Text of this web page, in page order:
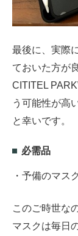
最後に、実際
ておいた方が
CITITEL
う可能性が高
と幸いです。
必需品
・予備のマスク
このご時世な
マスクは毎日